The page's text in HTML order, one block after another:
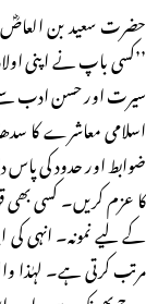
حضرت سعید بن
’’کسی باپ نے اپنی
سیرت اور حسن ادب سے
اسلامی معاشرے کا
ضوابط اور حدود کی
کا عزم کریں۔ کسی بھی
کے لیے نمونہ۔ انہی کی
مرتب کرتی ہے۔ لہٰذا